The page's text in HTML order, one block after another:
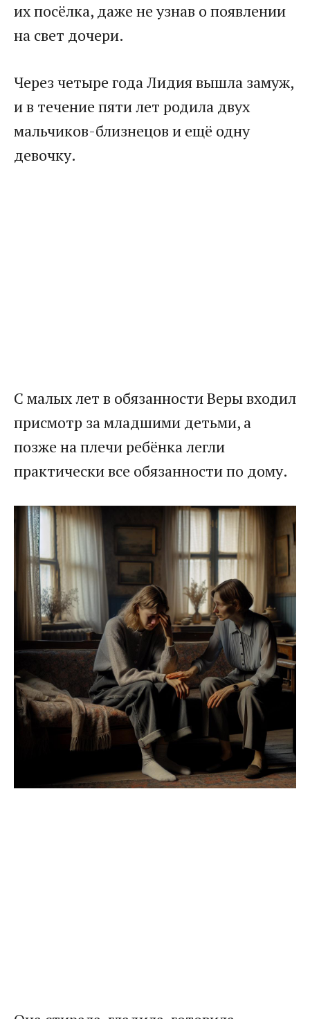
их посёлка, даже не узнав о появлении
на свет дочери.​
​Через четыре года Лидия вышла замуж,
и в течение пяти лет родила двух
мальчиков-близнецов и ещё одну
девочку.​
​С малых лет в обязанности Веры входил
присмотр за младшими детьми, а
позже на плечи ребёнка легли
практически все обязанности по дому.​